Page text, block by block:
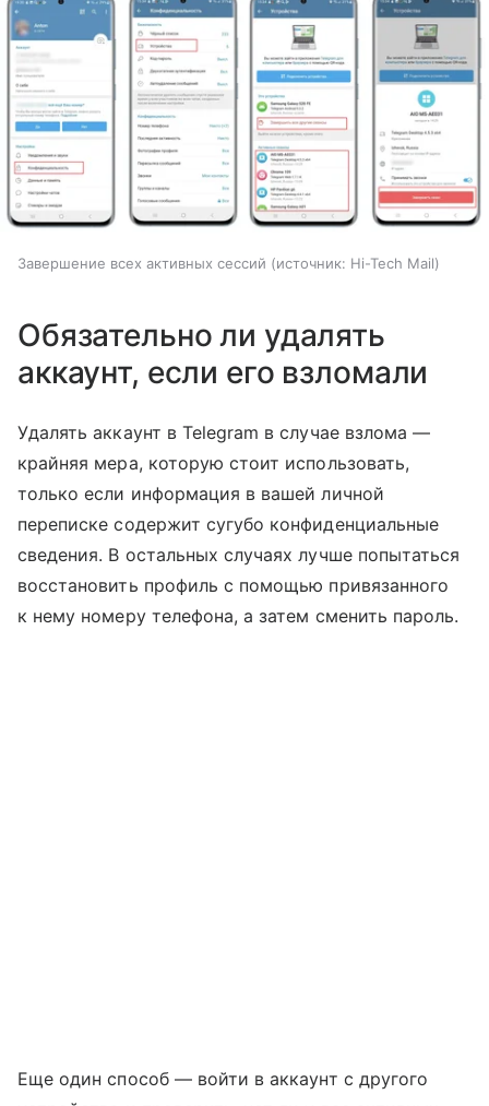
Завершение всех активных сессий источник: Hi-Tech Mail
Обязательно ли удалять
аккаунт, если его взломали
Удалять аккаунт в Telegram в случае взлома —
крайняя мера, которую стоит использовать,
только если информация в вашей личной
переписке содержит сугубо конфиденциальные
сведения. В остальных случаях лучше попытаться
восстановить профиль с помощью привязанного
к нему номеру телефона, а затем сменить пароль.
Еще один способ — войти в аккаунт с другого